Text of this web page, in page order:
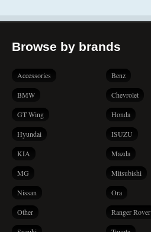
Browse by brands
Accessories Benz
BMW Chevrolet
GT Wing Honda
Hyundai ISUZU
KIA Mazda
MG Mitsubishi
Nissan Ora
Other Ranger Rover